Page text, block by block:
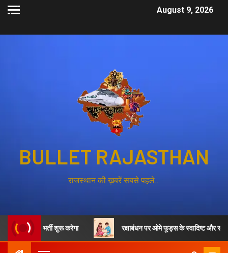
August 9, 2026
BULLET RAJASTHAN
राजस्थान की ख़बरें सबसे पहले…
की भर्ती शुरू करेगा रक्षाबंधन पर ओमे फूड्स के स्वादिष्ट और